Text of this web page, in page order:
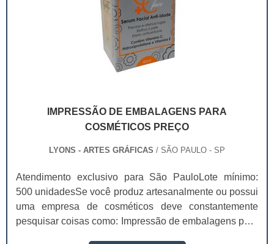
IMPRESSÃO DE EMBALAGENS PARA
COSMÉTICOS PREÇO
LYONS - ARTES GRÁFICAS / SÃO PAULO - SP
Atendimento exclusivo para São PauloLote mínimo:
500 unidadesSe você produz artesanalmente ou possui
uma empresa de cosméticos deve constantemente
pesquisar coisas como: Impressão de embalagens para